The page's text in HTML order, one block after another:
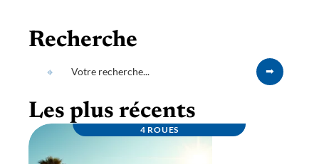
Recherche
Les plus récents
4 ROUES